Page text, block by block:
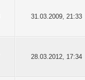
31.03.2009, 21:33
28.03.2012, 17:34